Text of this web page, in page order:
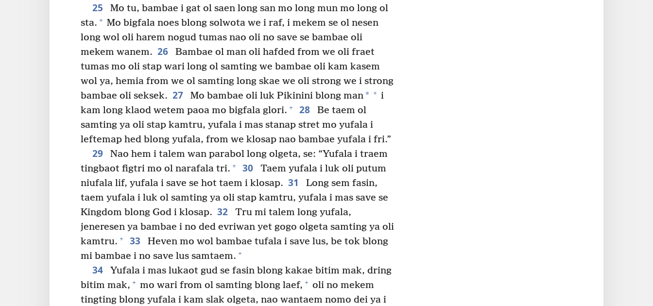
25
Mo tu, bambae i gat ol saen long san mo long mun mo long ol
sta. + Mo bigfala noes blong solwota we i raf, i mekem se ol nesen
long wol oli harem nogud tumas nao oli no save se bambae oli
mekem wanem. 26
Bambae ol man oli hafded from we oli fraet
tumas mo oli stap wari long ol samting we bambae oli kam kasem
wol ya, hemia from we ol samting long skae we oli strong we i strong
bambae oli seksek. 27 Mo bambae oli luk Pikinini blong man* + i
kam long klaod wetem paoa mo bigfala glori. + 28
Be taem ol
samting ya oli stap kamtru, yufala i mas stanap stret mo yufala i
leftemap hed blong yufala, from we klosap nao bambae yufala i fri.”
29
Nao hem i talem wan parabol long olgeta, se: “Yufala i traem
tingbaot figtri mo ol narafala tri. + 30
Taem yufala i luk oli putum
niufala lif, yufala i save se hot taem i klosap. 31
Long sem fasin,
taem yufala i luk ol samting ya oli stap kamtru, yufala i mas save se
Kingdom blong God i klosap. 32
Tru mi talem long yufala,
jeneresen ya bambae i no ded evriwan yet gogo olgeta samting ya oli
kamtru. + 33
Heven mo wol bambae tufala i save lus, be tok blong
mi bambae i no save lus samtaem. +
34
Yufala i mas lukaot gud se fasin blong kakae bitim mak, dring
bitim mak, + mo wari from ol samting blong laef, + oli no mekem
tingting blong yufala i kam slak olgeta, nao wantaem nomo dei ya i